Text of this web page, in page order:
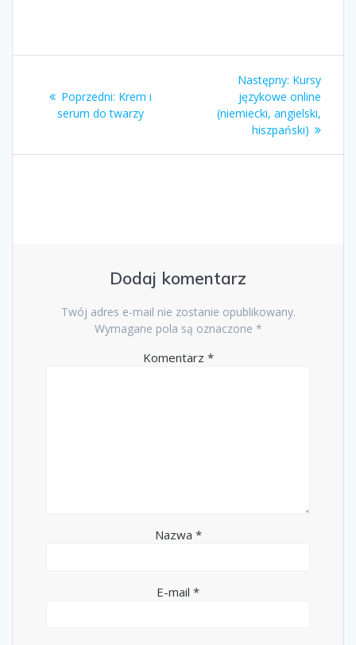
wpisuPoprzedni: Poprzedni
wpis:
Krem i
serum do twarzy
Następny: Następny
wpis:
Kursy
językowe online
(niemiecki, angielski,
hiszpański)
Dodaj komentarz
Twój adres e-mail nie zostanie opublikowany.
Wymagane pola są oznaczone *
Komentarz *
Nazwa *
E-mail *